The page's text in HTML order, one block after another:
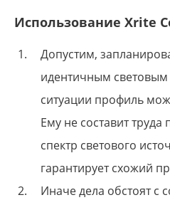
Использование Xrite
Допустим,
идентичным световым
ситуации профиль
Ему не составит
спектр светового
гарантирует схожий
Иначе дела обстоят с